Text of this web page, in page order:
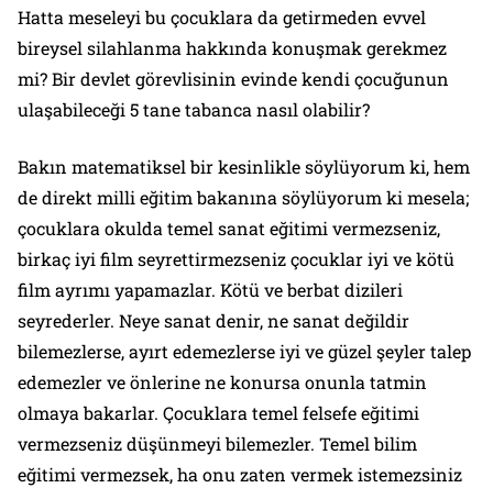
Hatta meseleyi bu çocuklara da getirmeden evvel
bireysel silahlanma hakkında konuşmak gerekmez
mi? Bir devlet görevlisinin evinde kendi çocuğunun
ulaşabileceği 5 tane tabanca nasıl olabilir?
Bakın matematiksel bir kesinlikle söylüyorum ki, hem
de direkt milli eğitim bakanına söylüyorum ki mesela;
çocuklara okulda temel sanat eğitimi vermezseniz,
birkaç iyi film seyrettirmezseniz çocuklar iyi ve kötü
film ayrımı yapamazlar. Kötü ve berbat dizileri
seyrederler. Neye sanat denir, ne sanat değildir
bilemezlerse, ayırt edemezlerse iyi ve güzel şeyler talep
edemezler ve önlerine ne konursa onunla tatmin
olmaya bakarlar. Çocuklara temel felsefe eğitimi
vermezseniz düşünmeyi bilemezler. Temel bilim
eğitimi vermezsek, ha onu zaten vermek istemezsiniz